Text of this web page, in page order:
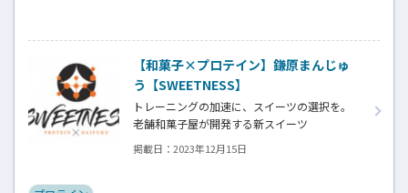
【和菓子×プロテイン】鎌原まんじゅ
う【SWEETNESS】
トレーニングの加速に、スイーツの選択を。
老舗和菓子屋が開発する新スイーツ
『SWEETNESS』
掲載日： 2023年12月15日